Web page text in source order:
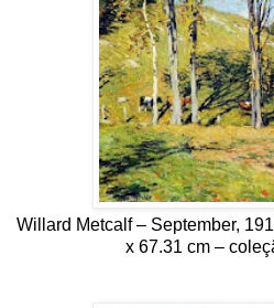
Willard Metcalf – September,
x 67.31 cm –